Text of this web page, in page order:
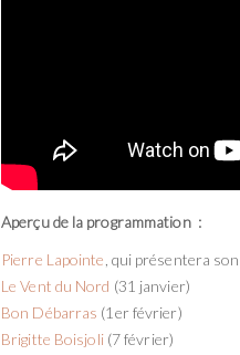
Aperçu de la programmation :
Pierre Lapointe , qui présentera
Le Vent du Nord (31 janvier)
Bon Débarras (1er février)
Brigitte Boisjoli(7 février)